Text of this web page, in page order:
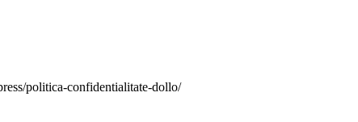
politica-confidentialitate-dollo/